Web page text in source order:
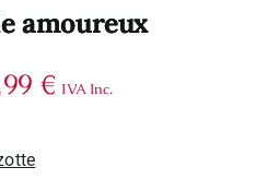
amoureux
€ IVA Inc.